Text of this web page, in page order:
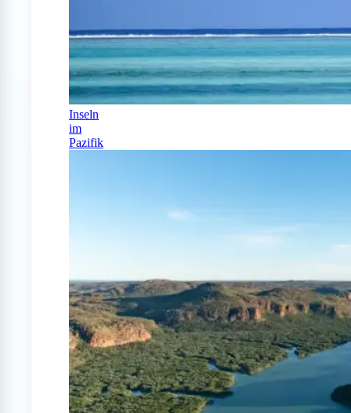
Inseln
im
Pazifik